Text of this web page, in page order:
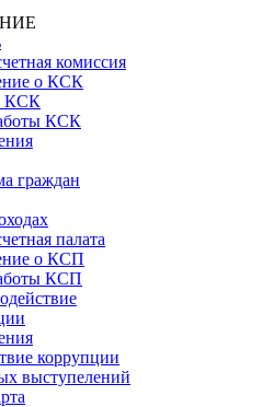
комиссия
о КСК
КСК
КСК
граждан
палата
о КСП
КСП
коррупции
выступелений